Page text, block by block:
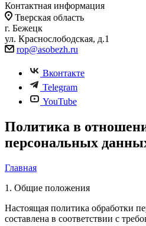
Контактная информация
Тверская область
г. Бежецк
ул. Краснослободская, д.1
rop@asobezh.ru
Вконтакте
Telegram
YouTube
Политика в
персональных
Главная
1. Общие положения
Настоящая политика обработки
составлена в соответствии с